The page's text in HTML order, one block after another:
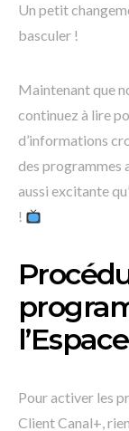
Un petit
basculer !
Maintenant que
continuez à lire
d’informations
des programmes
aussi excitante
!
Pour activer les
Client Canal+,